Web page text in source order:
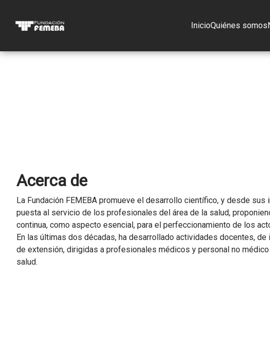
InicioQuiénes somos
Acerca de
La Fundación FEMEBA promueve el desarrollo científico, y desde sus
puesta al servicio de los profesionales del área de la salud,
continua, como aspecto esencial, para el perfeccionamiento de los
En las últimas dos décadas, ha desarrollado actividades docentes, de
de extensión, dirigidas a profesionales médicos y personal no
salud.